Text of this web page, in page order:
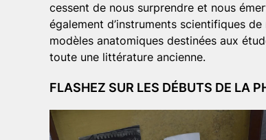
cessent de nous surprendre et nous
également d’instruments scientifiques
modèles anatomiques destinées aux
toute une littérature ancienne.
FLASHEZ SUR LES DÉBUTS DE LA